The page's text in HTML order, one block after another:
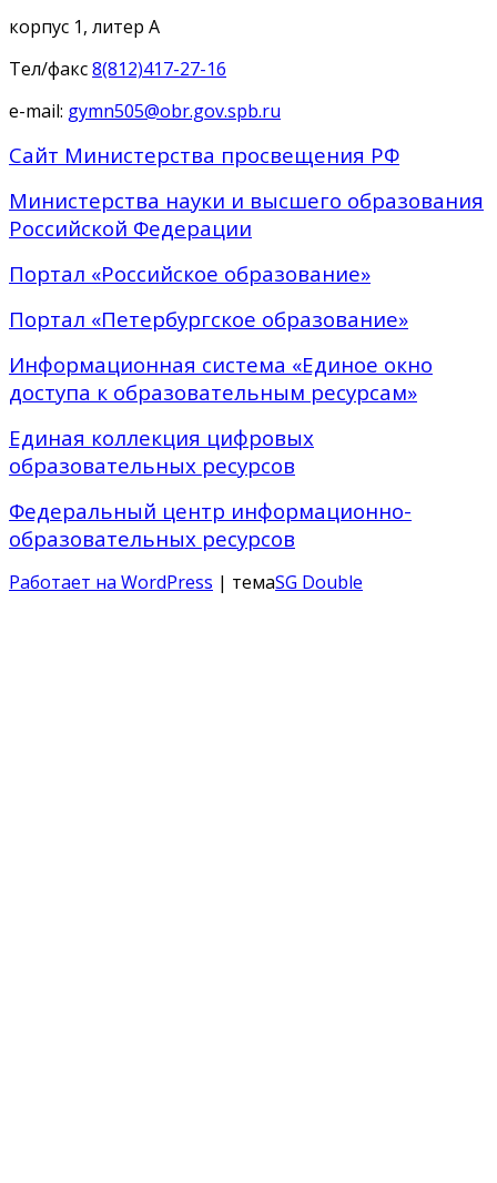
корпус 1, литер А
Тел/факс8(812)417-27-16
e-mail: gymn505@obr.gov.spb.ru
Сайт Министерства просвещения РФ
Министерства науки и высшего образования
Российской Федерации
Портал «Российское образование»
Портал «Петербургское образование»
Информационная система «Единое окно
доступа к образовательным ресурсам»
Единая коллекция цифровых
образовательных ресурсов
Федеральный центр информационно-
образовательных ресурсов
Работает на WordPress | темаSG Double